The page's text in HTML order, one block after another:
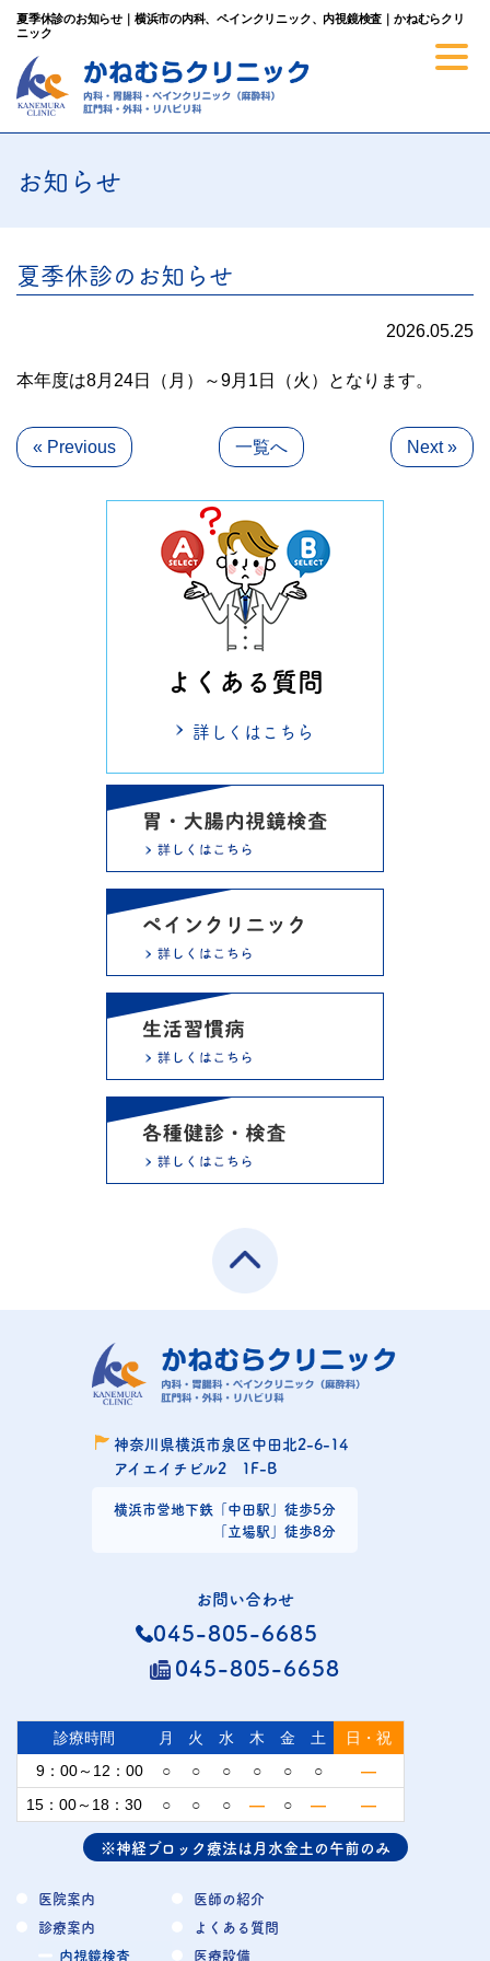
夏季休診のお知らせ｜横浜市の内科、ペインクリニック、内視鏡検査｜かねむらクリ
ニック
お知らせ
夏季休診のお知らせ
2026.05.25
本年度は8月24日（月）～9月1日（火）となります。
« Previous 一覧へ Next »
よくある質問
詳しくはこちら
神奈川県横浜市泉区中田北2-6-14
アイエイチビル2 1F-B
横浜市営地下鉄 「中田駅」徒歩5分
「立場駅」徒歩8分
お問い合わせ
045-805-6685
045-805-6658
診療時間 月 火 水 木 金 土
日・祝
9：00～12：00
○ ○ ○ ○ ○ ○
—
15：00～18：30
○ ○ ○ — ○ — —
※神経ブロック療法は月水金土の午前のみ
医院案内
診療案内
内視鏡検査
医師の紹介
よくある質問
医療設備